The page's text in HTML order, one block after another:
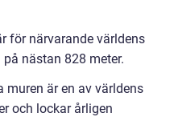
för närvarande världens
nästan 828 meter.
muren är en av världens
och lockar årligen